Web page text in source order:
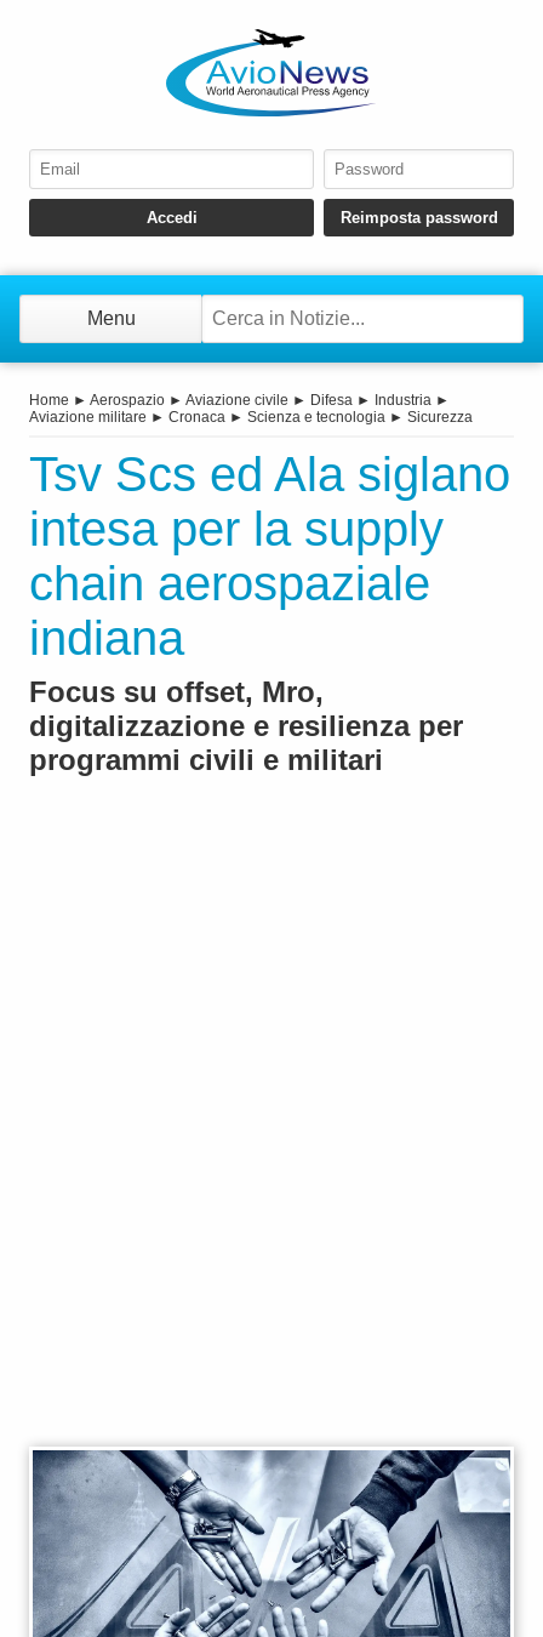
Menu
Home ► Aerospazio ► Aviazione civile ► Difesa ► Industria ►
Aviazione militare ► Cronaca ► Scienza e tecnologia ► Sicurezza
Tsv Scs ed Ala siglano
intesa per la supply
chain aerospaziale
indiana
Focus su offset, Mro,
digitalizzazione e resilienza per
programmi civili e militari